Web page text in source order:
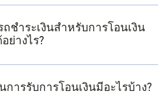
ชำระเงินสำหรับการโอนเงิน
ย่างไร?
การรับการโอนเงินมีอะไรบ้าง?